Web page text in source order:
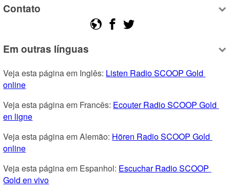
Contato
Em outras línguas
Veja esta página em Inglês: Listen Radio SCOOP Gold
online
Veja esta página em Francês: Ecouter Radio SCOOP Gold
en ligne
Veja esta página em Alemão: Hören Radio SCOOP Gold
online
Veja esta página em Espanhol: Escuchar Radio SCOOP
Gold en vivo